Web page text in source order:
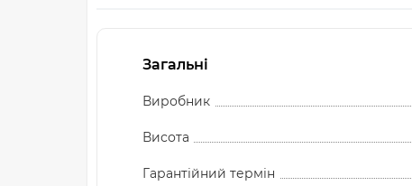
Загальні
Виробник
Висота
Гарантійний термін